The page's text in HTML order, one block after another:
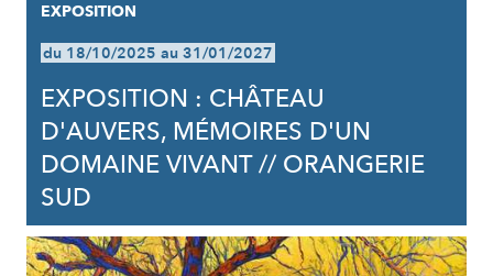
EXPOSITION
du 18/10/2025 au 31/01/2027
EXPOSITION : CHÂTEAU
D'AUVERS, MÉMOIRES D'UN
DOMAINE VIVANT // ORANGERIE
SUD